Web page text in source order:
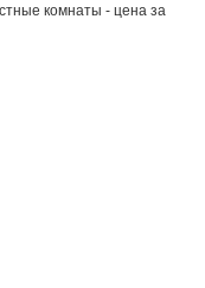
комнаты - цена за